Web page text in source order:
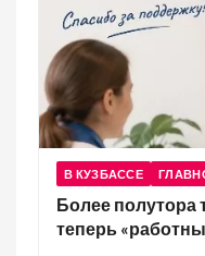
В КУЗБАССЕ
Более полутора
теперь